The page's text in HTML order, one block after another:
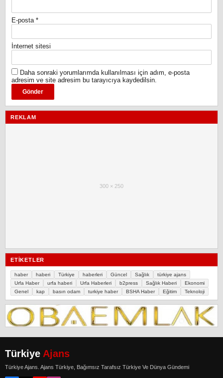
E-posta *
İnternet sitesi
Daha sonraki yorumlarımda kullanılması için adım, e-posta
adresim ve site adresim bu tarayıcıya kaydedilsin.
REKLAM
300 × 250
ETIKETLER
haber haberi Türkiye haberleri Güncel Sağlık
türkiye ajans
Urfa Haber
urfa haberi Urfa Haberleri b2press Sağlık Haberi
Ekonomi
Genel
kap basın odam turkiye haber BSHA Haber Eğitim Teknoloji
Türkiye Ajans
Türkiye Ajans. Ajans Türkiye, Bağımsız Tarafsız Türkiye Ve Dünya Gündemi